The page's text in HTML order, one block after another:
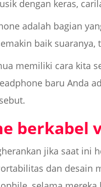
dengan keras,
adalah bagian
baik suaranya,
memiliki cara kita
baru Anda
berkabel
jika saat ini
dan desain